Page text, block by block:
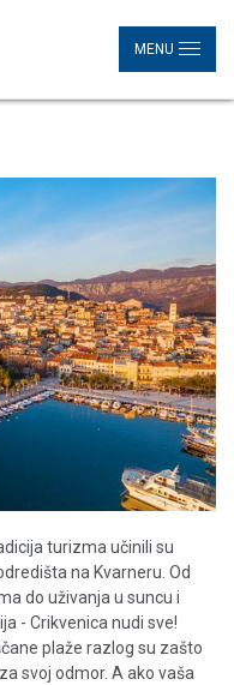
MENU
turizma učinili su
na Kvarneru. Od
do uživanja u suncu i
- Crikvenica nudi sve!
plaže razlog su zašto
svoj odmor. A ako vaša